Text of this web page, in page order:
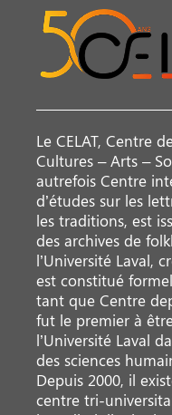
Le CELAT, Centre
Cultures – Arts –
autrefois Centre
d’études sur les
les traditions, est
des archives de
l’Université Laval,
est constitué
tant que Centre
fut le premier à
l’Université Laval
des sciences
Depuis 2000, il
centre tri-